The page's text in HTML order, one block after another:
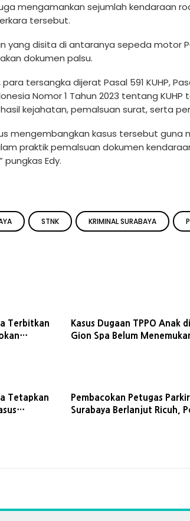
mengamankan sejumlah kendaraan
tersebut.
yang disita di antaranya sepeda motor
dokumen palsu.
tersangka dijerat Pasal 591 KUHP,
Nomor 1 Tahun 2023 tentang
kejahatan, pemalsuan surat, serta
mengembangkan kasus tersebut guna
praktik pemalsuan dokumen
pungkas Edy.
STNK KRIMINAL SURABAYA
Terbitkan
Kasus Dugaan TPPO Anak di
Gion Spa Belum
Tetapkan
Pembacokan Petugas
Surabaya Berlanjut Ricuh,